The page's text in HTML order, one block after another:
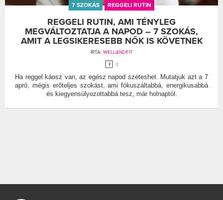
7 SZOKÁS REGGELI RUTIN
REGGELI RUTIN, AMI TÉNYLEG
MEGVÁLTOZTATJA A NAPOD – 7 SZOKÁS,
AMIT A LEGSIKERESEBB NŐK IS KÖVETNEK
ÍRTA: WELLANDFIT
0
Ha reggel káosz van, az egész napod széteshet. Mutatjuk azt a 7
apró, mégis erőteljes szokást, ami fókuszáltabbá, energikusabbá
és kiegyensúlyozottabbá tesz, már holnaptól.